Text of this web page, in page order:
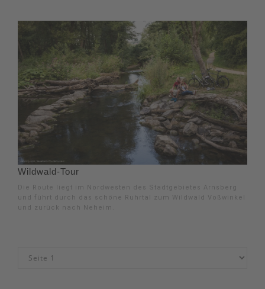
Wildwald-Tour
Die Route liegt im Nordwesten des Stadtgebietes Arnsberg
und führt durch das schöne Ruhrtal zum Wildwald Voßwinkel
und zurück nach Neheim.